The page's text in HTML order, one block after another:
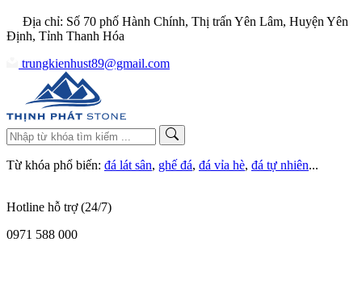
Địa chỉ: Số 70 phố Hành Chính, Thị trấn Yên Lâm, Huyện Yên
Định, Tỉnh Thanh Hóa
trungkienhust89@gmail.com
Từ khóa phổ biến: đá lát sân, ghế đá, đá vỉa hè, đá tự nhiên...
Hotline hỗ trợ (24/7)
0971 588 000